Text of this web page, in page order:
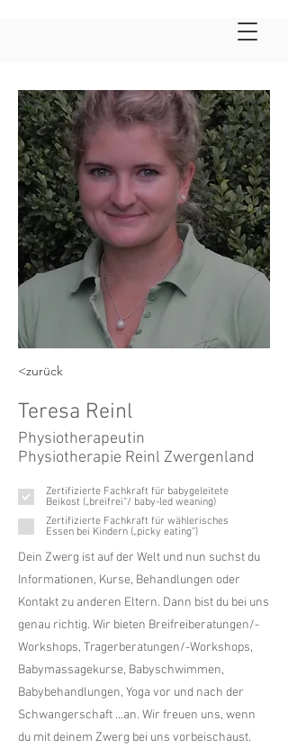
<zurück
Teresa Reinl
Physiotherapeutin
Physiotherapie Reinl Zwergenland
Zertifizierte Fachkraft für babygeleitete
Beikost („breifrei“/ baby-led weaning)
Zertifizierte Fachkraft für wählerisches
Essen bei Kindern („picky eating“)
Dein Zwerg ist auf der Welt und nun suchst du
Informationen, Kurse, Behandlungen oder
Kontakt zu anderen Eltern. Dann bist du bei uns
genau richtig. Wir bieten Breifreiberatungen/-
Workshops, Tragerberatungen/-Workshops,
Babymassagekurse, Babyschwimmen,
Babybehandlungen, Yoga vor und nach der
Schwangerschaft ...an. Wir freuen uns, wenn
du mit deinem Zwerg bei uns vorbeischaust.